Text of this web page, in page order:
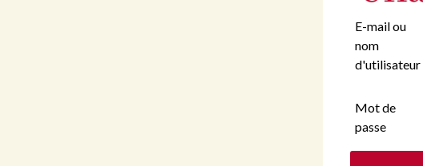
E-mail ou
nom
d'utilisateur
Mot de
passe